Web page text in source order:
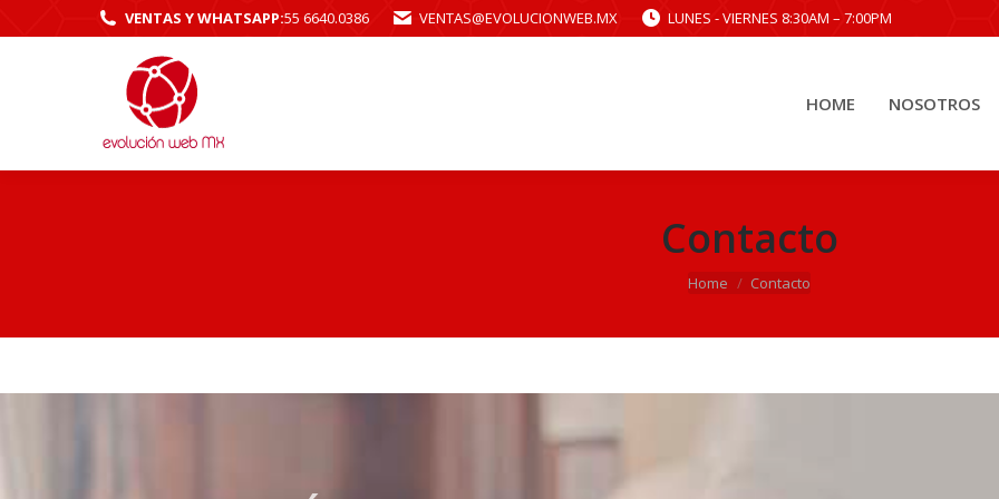
VENTAS Y WHATSAPP:55 6640.0386 VENTAS@EVOLUCIONWEB.MX LUNES - VIERNES 8:30AM – 7:00PM
HOME NOSOTROS
Contacto
You are here:
Home Contacto
HOME NOSOTROS